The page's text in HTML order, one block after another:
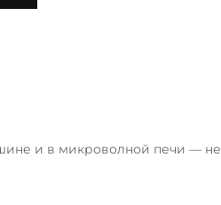
и в микроволной печи — не